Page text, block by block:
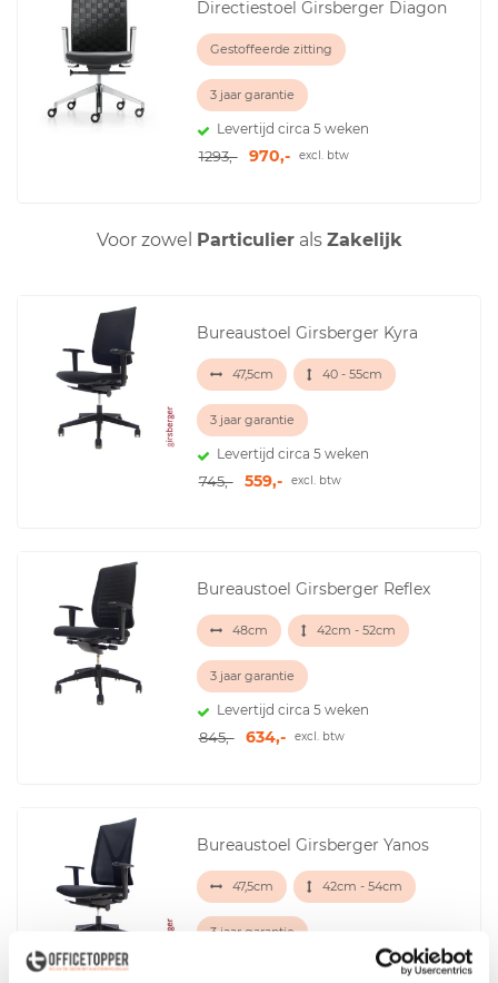
Directiestoel Girsberger Diagon
Gestoffeerde zitting
3 jaar garantie
Levertijd circa 5 weken
1293,- 970,- excl. btw
Voor zowel Particulierals Zakelijk
Bureaustoel Girsberger Kyra
47,5cm 40 - 55cm
3 jaar garantie
Levertijd circa 5 weken
745,- 559,- excl. btw
Bureaustoel Girsberger Reflex
48cm 42cm - 52cm
3 jaar garantie
Levertijd circa 5 weken
845,- 634,- excl. btw
Bureaustoel Girsberger Yanos
47,5cm 42cm - 54cm
3 jaar garantie